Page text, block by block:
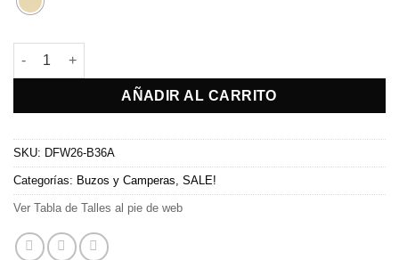
Buzo Shine cantidad
AÑADIR AL CARRITO
SKU: DFW26-B36A
Categorías: Buzos y Camperas SALE!
Ver Tabla de Talles al pie de web